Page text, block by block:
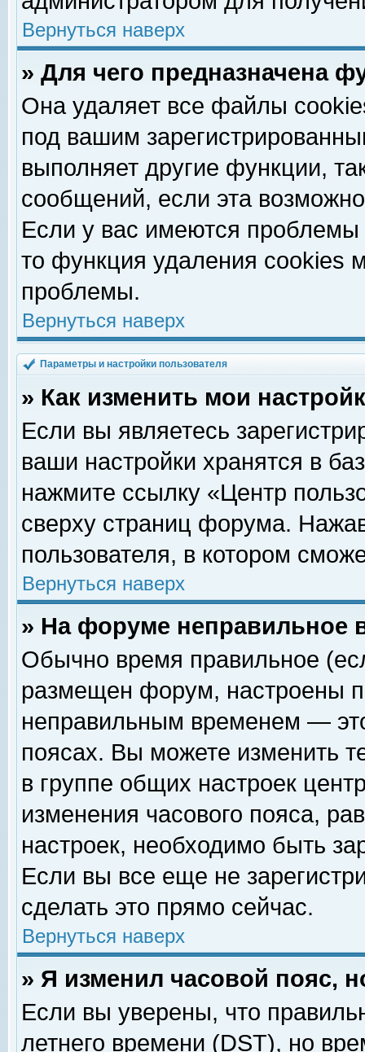
Вернуться наверх
» Для чего предназначена
Она удаляет все файлы
под вашим
выполняет другие функции,
сообщений, если эта
Если у вас имеются
то функция удаления cookies
проблемы.
Вернуться наверх
Параметры и настройки пользователя
» Как изменить мои
Если вы являетесь
ваши настройки хранятся в
нажмите ссылку «Центр
сверху страниц форума.
пользователя, в котором
Вернуться наверх
» На форуме неправильное
Обычно время правильное
размещен форум, настроены
неправильным временем —
поясах. Вы можете изменить
в группе общих настроек
изменения часового пояса,
настроек, необходимо быть
Если вы все еще не
сделать это прямо сейчас.
Вернуться наверх
» Я изменил часовой пояс,
Если вы уверены, что
летнего времени (DST), но